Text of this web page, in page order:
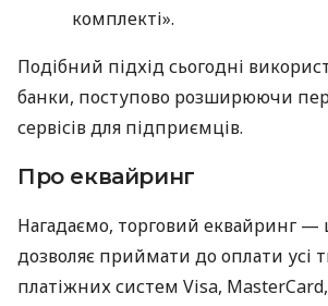
комплекті».
Подібний підхід сьогодні
банки, поступово розширюючи
сервісів для підприємців.
Про еквайринг
Нагадаємо, торговий еквайринг —
дозволяє приймати до оплати усі
платіжних систем Visa,